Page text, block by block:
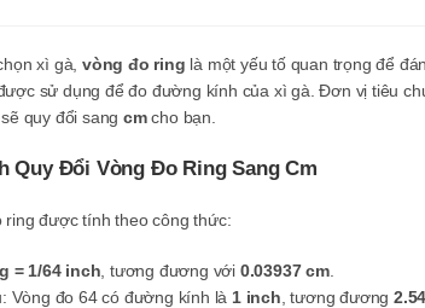
xì gà, vòng đo ring là một yếu tố quan trọng để
được sử dụng để đo đường kính của xì gà. Đơn vị tiêu
quy đổi sangcmcho bạn.
Quy Đổi Vòng Đo Ring Sang Cm
ring được tính theo công thức:
= 1/64 inch , tương đương với 0.03937 cm.
Vòng đo 64 có đường kính là 1 inch , tương đương